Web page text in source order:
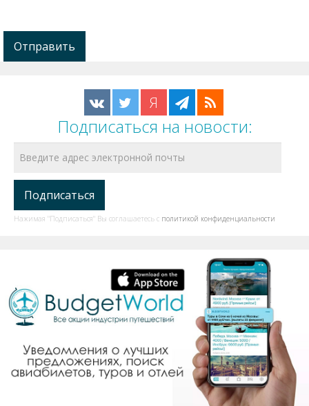
Я
Подписаться на новости:
Нажимая "Подписаться" Вы соглашаетесь с политикой конфиденциальности